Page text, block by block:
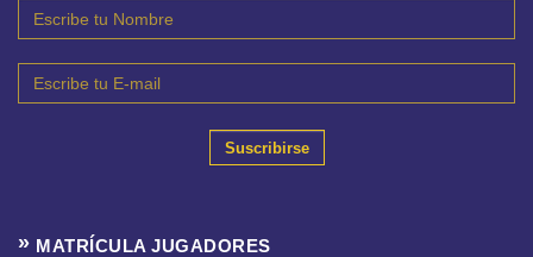
Suscribirse
MATRÍCULA JUGADORES